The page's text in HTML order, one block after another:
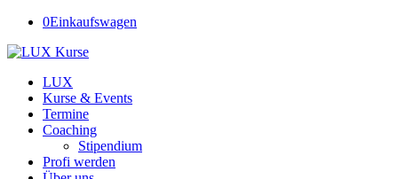
0Einkaufswagen
LUX
Kurse & Events
Termine
Coaching
Stipendium
Profi werden